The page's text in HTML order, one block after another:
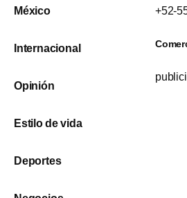
México
Internacional
Opinión
Estilo de vida
Deportes
+52-